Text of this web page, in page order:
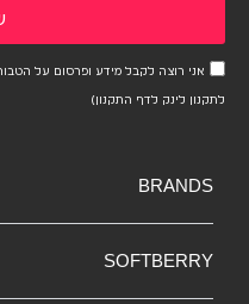
אני רוצה לקבל מידע ופרסום על
לתקנון לינק לדף התקנון)
BRANDS
SOFTBERRY